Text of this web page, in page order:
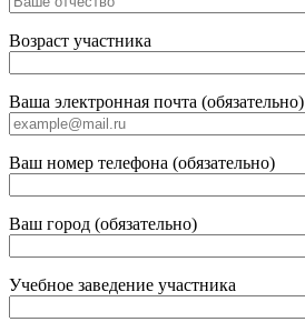
Возраст участника
Ваша электронная почта (обязательно)
Ваш номер телефона (обязательно)
Ваш город (обязательно)
Учебное заведение участника